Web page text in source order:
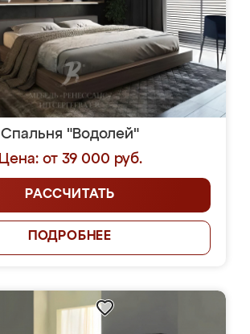
Спальня "Водолей"
Цена: от 39 000 руб.
РАССЧИТАТЬ
ПОДРОБНЕЕ